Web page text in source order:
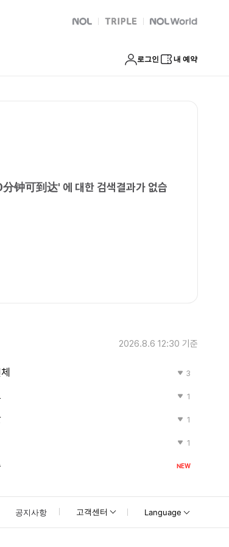
款30分钟可到达NOL 트리플 Global Interpark
로그인 내 예약
钟可到达' 에 대한 검색결과가 없습
2026.8.6 12:30 기준
3
1
1
1
NEW
공지사항 고객센터 Language